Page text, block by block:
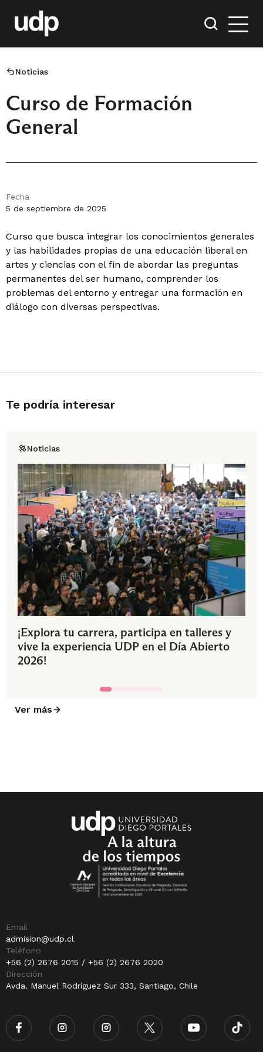
Noticias
Curso de Formación
General
Fecha
5 de septiembre de 2025
Curso que busca integrar los conocimientos generales
y las habilidades propias de una educación liberal en
artes y ciencias con el fin de abordar las preguntas
permanentes del ser humano, comprender los
problemas del entorno y entregar una formación en
diálogo con diversas perspectivas.
Te podría interesar
Noticias
¡Explora tu carrera, participa en talleres y
vive la experiencia UDP en el Día Abierto
2026!
Ver más
Email
admision@udp.cl
Teléfono
+56 (2) 2676 2015 / +56 (2) 2676 2020
Dirección
Avda. Manuel Rodríguez Sur 333, Santiago, Chile